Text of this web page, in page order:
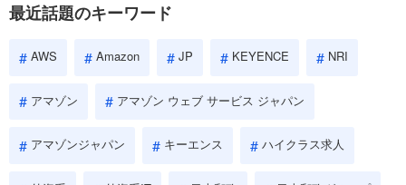
しょう。
最近話題のキーワード
AWS Amazon JP KEYENCE NRI
アマゾン アマゾン ウェブ サービス ジャパン
アマゾンジャパン キーエンス ハイクラス求人